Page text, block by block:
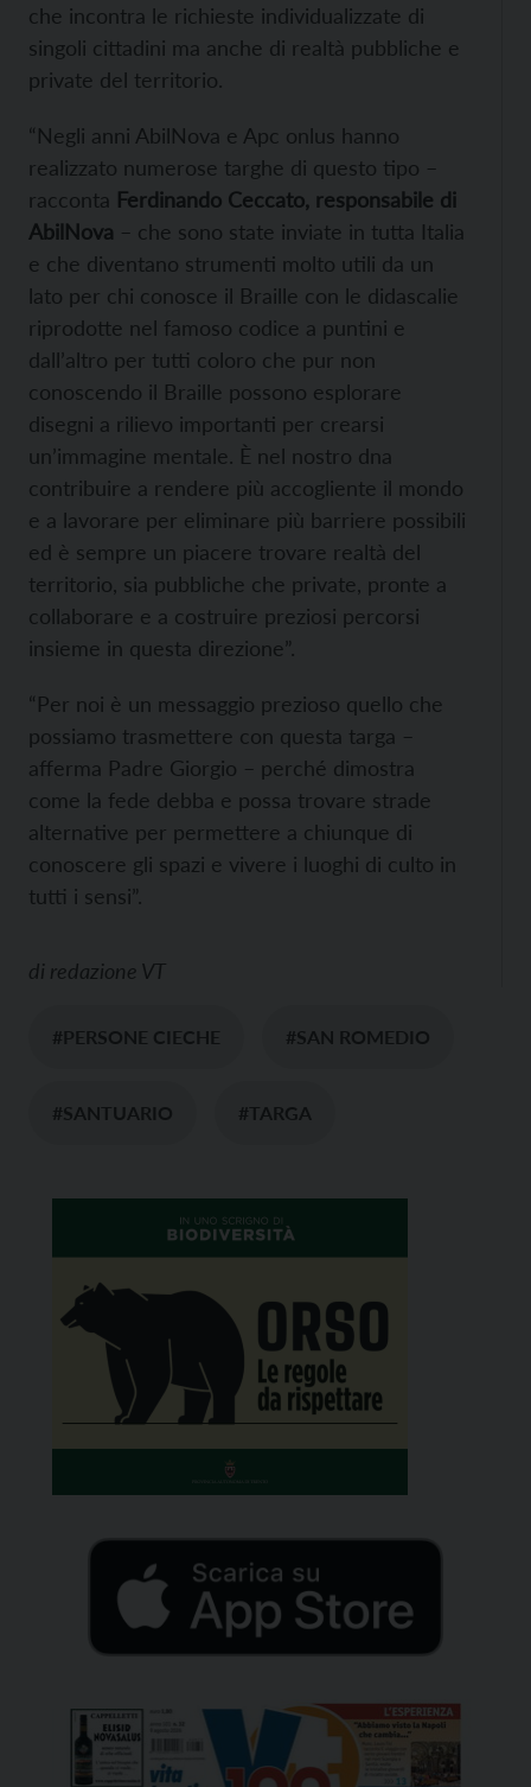
che incontra le richieste individualizzate di
singoli cittadini ma anche di realtà pubbliche e
private del territorio.
“Negli anni AbilNova e Apc onlus hanno
realizzato numerose targhe di questo tipo –
racconta Ferdinando Ceccato, responsabile di
AbilNova – che sono state inviate in tutta Italia
e che diventano strumenti molto utili da un
lato per chi conosce il Braille con le didascalie
riprodotte nel famoso codice a puntini e
dall’altro per tutti coloro che pur non
conoscendo il Braille possono esplorare
disegni a rilievo importanti per crearsi
un’immagine mentale. È nel nostro dna
contribuire a rendere più accogliente il mondo
e a lavorare per eliminare più barriere possibili
ed è sempre un piacere trovare realtà del
territorio, sia pubbliche che private, pronte a
collaborare e a costruire preziosi percorsi
insieme in questa direzione”.
“Per noi è un messaggio prezioso quello che
possiamo trasmettere con questa targa –
afferma Padre Giorgio – perché dimostra
come la fede debba e possa trovare strade
alternative per permettere a chiunque di
conoscere gli spazi e vivere i luoghi di culto in
tutti i sensi”.
di redazione VT
#PERSONE CIECHE #SAN ROMEDIO
#SANTUARIO #TARGA